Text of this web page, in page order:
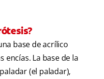
base de acrílico
encías. La base de la
(el paladar),